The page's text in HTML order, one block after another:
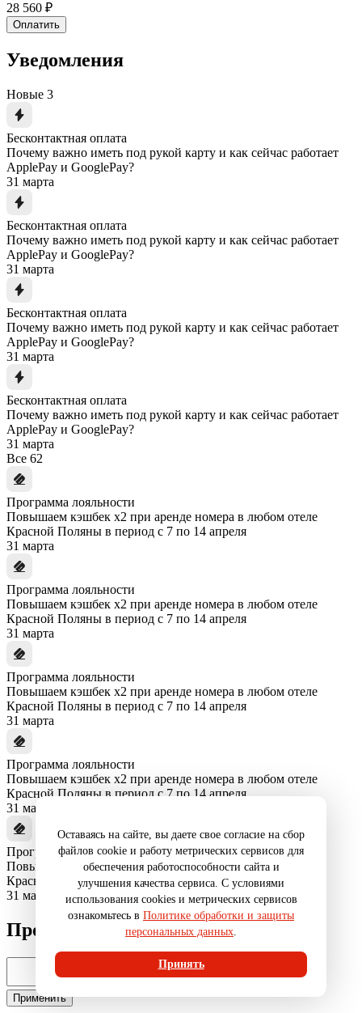
Оставаясь на сайте, вы даете свое согласие на сбор
файлов cookie и работу метрических сервисов для
обеспечения работоспособности сайта и
улучшения качества сервиса. С условиями
использования cookies и метрических сервисов
ознакомьтесь в Политике обработки и защиты
персональных данных.
Принять
28 560 ₽
Оплатить
Уведомления
Новые 3
Бесконтактная оплата
Почему важно иметь под рукой карту и как сейчас работает
ApplePay и GooglePay?
31 марта
Бесконтактная оплата
Почему важно иметь под рукой карту и как сейчас работает
ApplePay и GooglePay?
31 марта
Бесконтактная оплата
Почему важно иметь под рукой карту и как сейчас работает
ApplePay и GooglePay?
31 марта
Бесконтактная оплата
Почему важно иметь под рукой карту и как сейчас работает
ApplePay и GooglePay?
31 марта
Все 62
Программа лояльности
Повышаем кэшбек x2 при аренде номера в любом отеле
Красной Поляны в период с 7 по 14 апреля
31 марта
Программа лояльности
Повышаем кэшбек x2 при аренде номера в любом отеле
Красной Поляны в период с 7 по 14 апреля
31 марта
Программа лояльности
Повышаем кэшбек x2 при аренде номера в любом отеле
Красной Поляны в период с 7 по 14 апреля
31 марта
Программа лояльности
Повышаем кэшбек x2 при аренде номера в любом отеле
Красной Поляны в период с 7 по 14 апреля
31 марта
Программа лояльности
Повышаем кэшбек x2 при аренде номера в любом отеле
Красной Поляны в период с 7 по 14 апреля
31 марта
Промокод
Введите промокод
Применить